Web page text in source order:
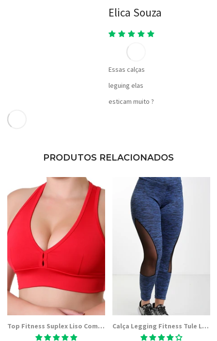
Elica Souza
Essas calças
leguing elas
esticam muito ?
PRODUTOS RELACIONADOS
Top Fitness Suplex Liso Com Forro Sem Bojo Calça Legging Fitness Tule Linda